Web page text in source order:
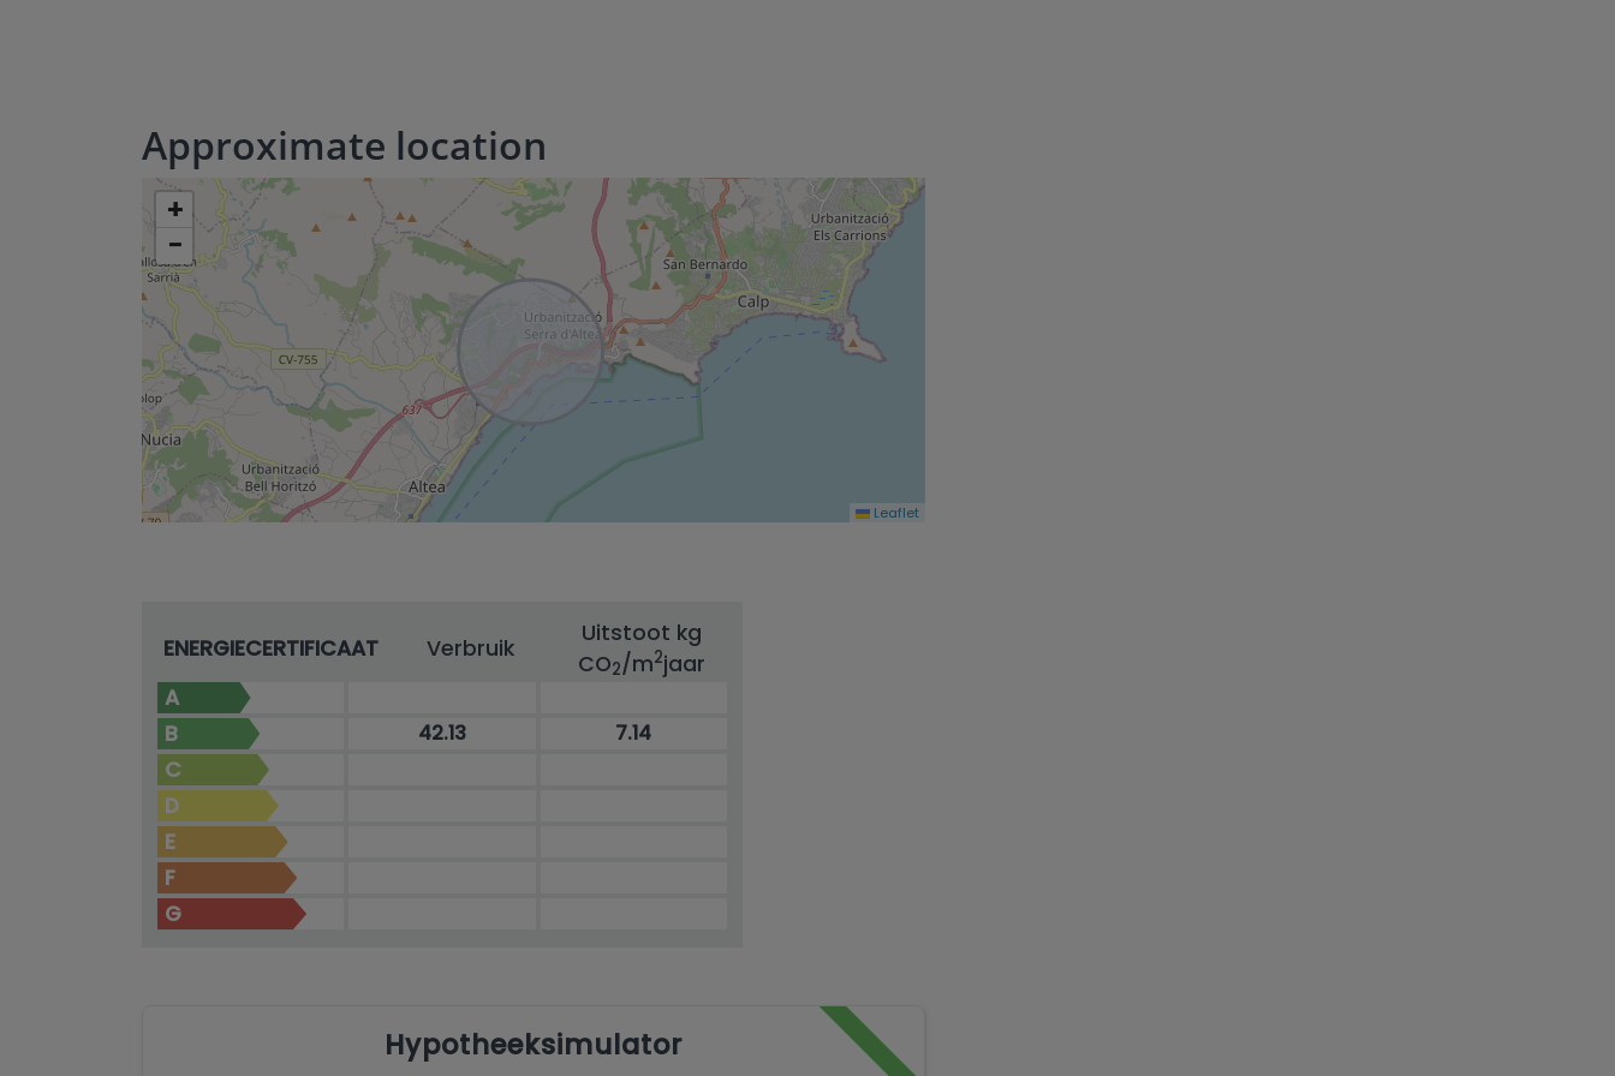
Approximate location
+
−
Leaflet
ENERGIECERTIFICAAT Verbruik
Uitstoot kg
CO2/m2jaar
A
B
42.13 7.14
C
D
E
F
G
Hypotheeksimulator